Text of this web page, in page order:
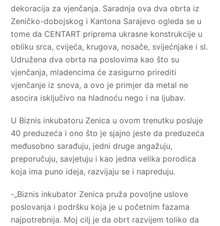
dekoracija za vjenčanja. Saradnja ova dva obrta iz
Zeničko-dobojskog i Kantona Sarajevo ogleda se u
tome da CENTART priprema ukrasne konstrukcije u
obliku srca, cvijeća, krugova, nosače, svijećnjake i sl.
Udružena dva obrta na poslovima kao što su
vjenčanja, mladencima će zasigurno prirediti
vjenčanje iz snova, a ovo je primjer da metal ne
asocira isključivo na hladnoću nego i na ljubav.
U Biznis inkubatoru Zenica u ovom trenutku posluje
40 preduzeća i ono što je sjajno jeste da preduzeća
međusobno sarađuju, jedni druge angažuju,
preporučuju, savjetuju i kao jedna velika porodica
koja ima puno ideja, razvijaju se i napreduju.
-„Biznis inkubator Zenica pruža povoljne uslove
poslovanja i podršku koja je u početnim fazama
najpotrebnija. Moj cilj je da obrt razvijem toliko da